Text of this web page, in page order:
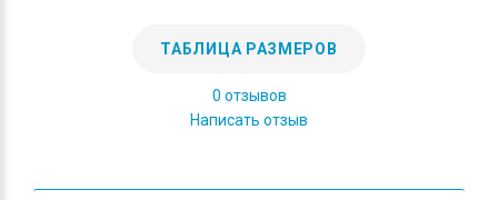
ТАБЛИЦА РАЗМЕРОВ
0 отзывов
Написать отзыв